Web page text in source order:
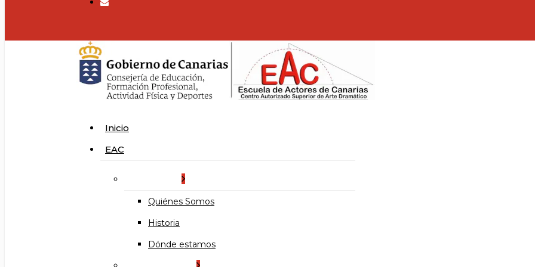
search
Menu
Inicio
EAC
Quiénes Somos
Historia
Dónde estamos